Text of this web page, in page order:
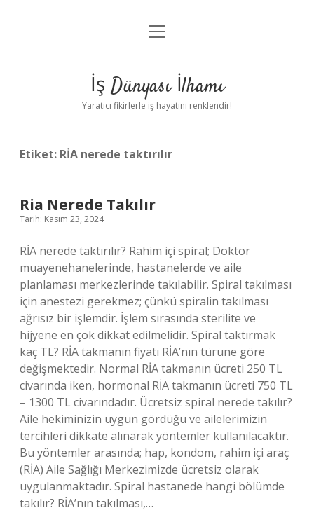
Anasayfa
Yasal Uyarı
menüyü
İş Dünyası İlhamı
Yaratıcı fikirlerle iş hayatını renklendir!
Etiket: RİA nerede taktırılır
Ria Nerede Takılır
Tarih: Kasım 23, 2024
RİA nerede taktırılır? Rahim içi spiral; Doktor
muayenehanelerinde, hastanelerde ve aile
planlaması merkezlerinde takılabilir. Spiral takılması
için anestezi gerekmez; çünkü spiralin takılması
ağrısız bir işlemdir. İşlem sırasında sterilite ve
hijyene en çok dikkat edilmelidir. Spiral taktırmak
kaç TL? RİA takmanın fiyatı RİA’nın türüne göre
değişmektedir. Normal RİA takmanın ücreti 250 TL
civarında iken, hormonal RİA takmanın ücreti 750 TL
– 1300 TL civarındadır. Ücretsiz spiral nerede takılır?
Aile hekiminizin uygun gördüğü ve ailelerimizin
tercihleri ​​dikkate alınarak yöntemler kullanılacaktır.
Bu yöntemler arasında; hap, kondom, rahim içi araç
(RİA) Aile Sağlığı Merkezimizde ücretsiz olarak
uygulanmaktadır. Spiral hastanede hangi bölümde
takılır? RİA’nın takılması,…